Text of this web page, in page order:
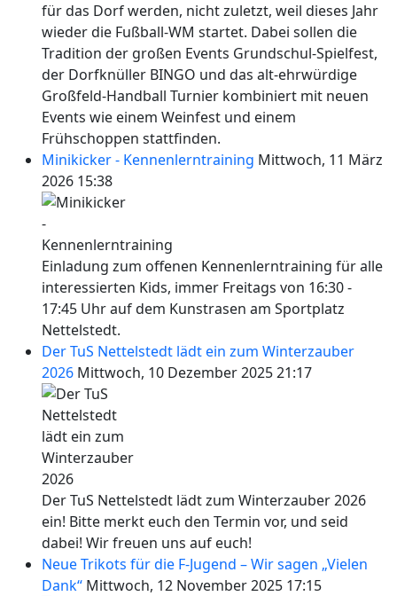
für das Dorf werden, nicht zuletzt, weil dieses Jahr
wieder die Fußball-WM startet. Dabei sollen die
Tradition der großen Events Grundschul-Spielfest,
der Dorfknüller BINGO und das alt-ehrwürdige
Großfeld-Handball Turnier kombiniert mit neuen
Events wie einem Weinfest und einem
Frühschoppen stattfinden.
Minikicker - Kennenlerntraining Mittwoch, 11 März
2026 15:38
Einladung zum offenen Kennenlerntraining für alle
interessierten Kids, immer Freitags von 16:30 -
17:45 Uhr auf dem Kunstrasen am Sportplatz
Nettelstedt.
Der TuS Nettelstedt lädt ein zum Winterzauber
2026 Mittwoch, 10 Dezember 2025 21:17
Der TuS Nettelstedt lädt zum Winterzauber 2026
ein! Bitte merkt euch den Termin vor, und seid
dabei! Wir freuen uns auf euch!
Neue Trikots für die F-Jugend – Wir sagen „Vielen
Dank“ Mittwoch, 12 November 2025 17:15